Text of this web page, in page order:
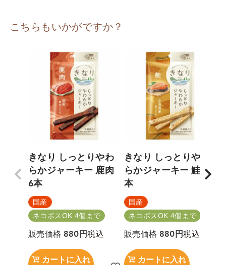
こちらもいかがですか？
きなり しっとりやわ
らかジャーキー 鹿肉
6本
国産
ネコポスOK 4個まで
販売価格 880 税込
カートに入れ
きなり しっとりやわ
らかジャーキー 鮭 6
本
国産
ネコポスOK 4個まで
販売価格 880 税込
カートに入れ